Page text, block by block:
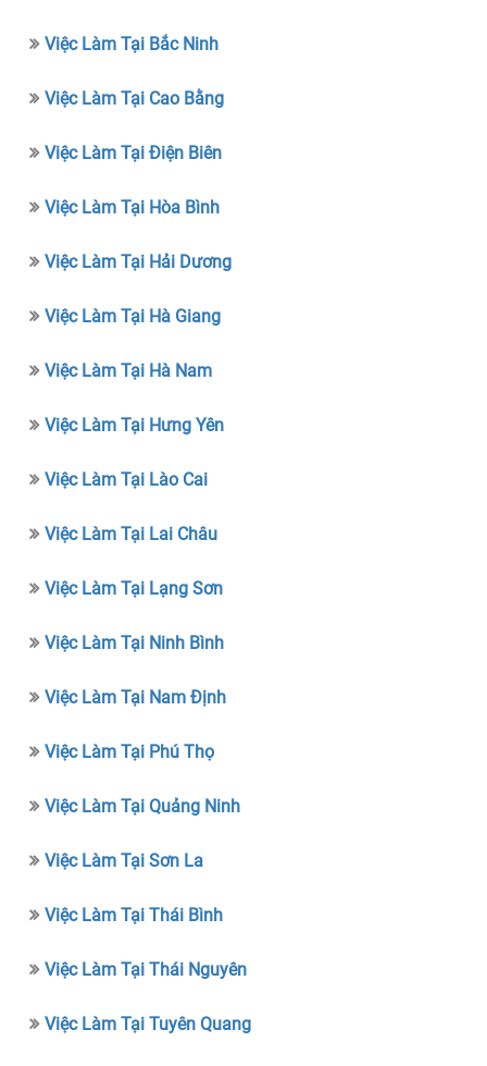
Việc Làm Tại Bắc Ninh
Việc Làm Tại Cao Bằng
Việc Làm Tại Điện Biên
Việc Làm Tại Hòa Bình
Việc Làm Tại Hải Dương
Việc Làm Tại Hà Giang
Việc Làm Tại Hà Nam
Việc Làm Tại Hưng Yên
Việc Làm Tại Lào Cai
Việc Làm Tại Lai Châu
Việc Làm Tại Lạng Sơn
Việc Làm Tại Ninh Bình
Việc Làm Tại Nam Định
Việc Làm Tại Phú Thọ
Việc Làm Tại Quảng Ninh
Việc Làm Tại Sơn La
Việc Làm Tại Thái Bình
Việc Làm Tại Thái Nguyên
Việc Làm Tại Tuyên Quang